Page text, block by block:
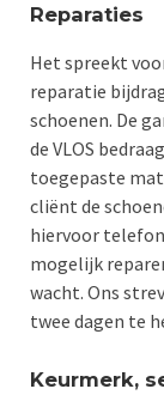
Reparaties
Het spreekt
reparatie
schoenen. De
de VLOS
toegepaste
cliënt de
hiervoor
mogelijk
wacht. Ons
twee dagen te
Keurmerk,